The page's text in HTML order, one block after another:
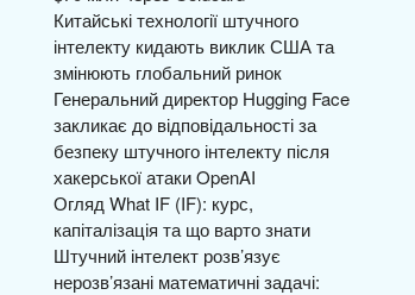
Китайські технології штучного
інтелекту кидають виклик США та
змінюють глобальний ринок
Генеральний директор Hugging Face
закликає до відповідальності за
безпеку штучного інтелекту після
хакерської атаки OpenAI
Огляд What IF (IF): курс,
капіталізація та що варто знати
Штучний інтелект розв’язує
нерозв’язані математичні задачі: